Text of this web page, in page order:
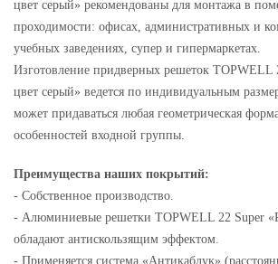
цвет серый» рекомендованы для монтажа в
проходимости: офисах, административных и
учебных заведениях, супер и гипермаркетах.
Изготовление придверных решеток TOPWELL
цвет серый» ведется по индивидуальным
может придаваться любая геометрическая
особенностей входной группы.
Преимущества наших покрытий:
- Собственное производство.
- Алюминиевые решетки TOPWELL 22 Super
обладают антискользящим эффектом.
- Применяется система «Антикаблук»